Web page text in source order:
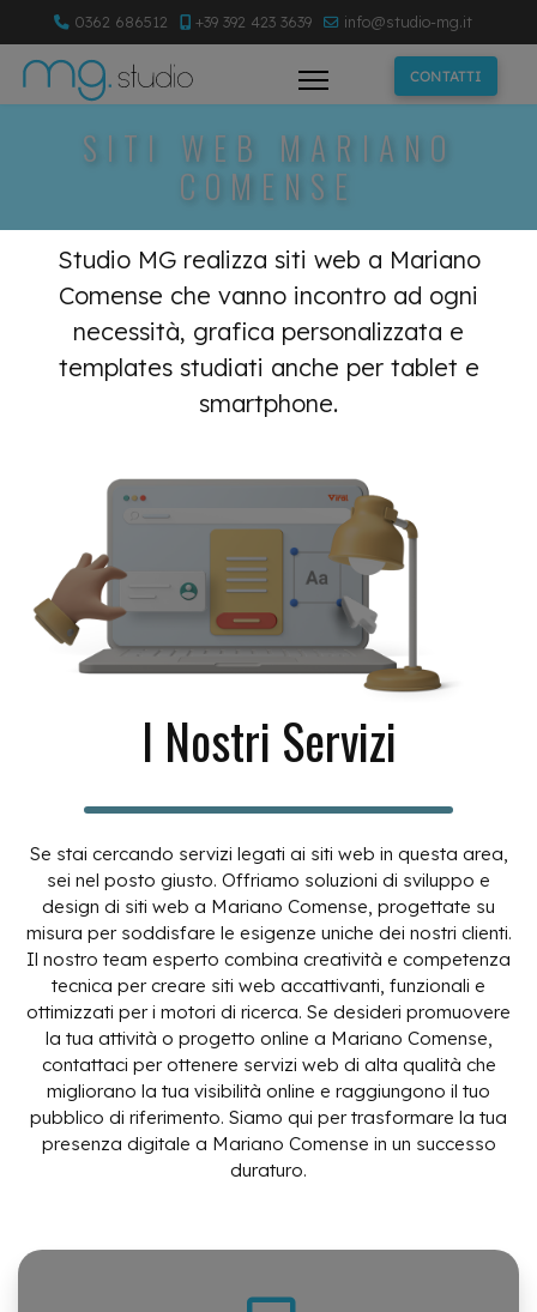
0362 686512 +39 392 423 3639 info@studio-mg.it
CONTATTI
SITI WEB MARIANO
COMENSE
Studio MG realizza siti web a Mariano
Comense che vanno incontro ad ogni
necessità, grafica personalizzata e
templates studiati anche per tablet e
smartphone.
I Nostri Servizi
Se stai cercando servizi legati ai siti web in questa area,
sei nel posto giusto. Offriamo soluzioni di sviluppo e
design di siti web a Mariano Comense, progettate su
misura per soddisfare le esigenze uniche dei nostri clienti.
Il nostro team esperto combina creatività e competenza
tecnica per creare siti web accattivanti, funzionali e
ottimizzati per i motori di ricerca. Se desideri promuovere
la tua attività o progetto online a Mariano Comense,
contattaci per ottenere servizi web di alta qualità che
migliorano la tua visibilità online e raggiungono il tuo
pubblico di riferimento. Siamo qui per trasformare la tua
presenza digitale a Mariano Comense in un successo
duraturo.